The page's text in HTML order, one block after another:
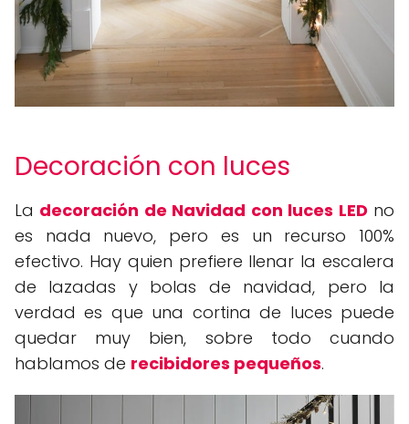
Decoración con luces
La decoración de Navidad con luces LED no
es nada nuevo, pero es un recurso 100%
efectivo. Hay quien prefiere llenar la escalera
de lazadas y bolas de navidad, pero la
verdad es que una cortina de luces puede
quedar muy bien, sobre todo cuando
hablamos de recibidores pequeños.